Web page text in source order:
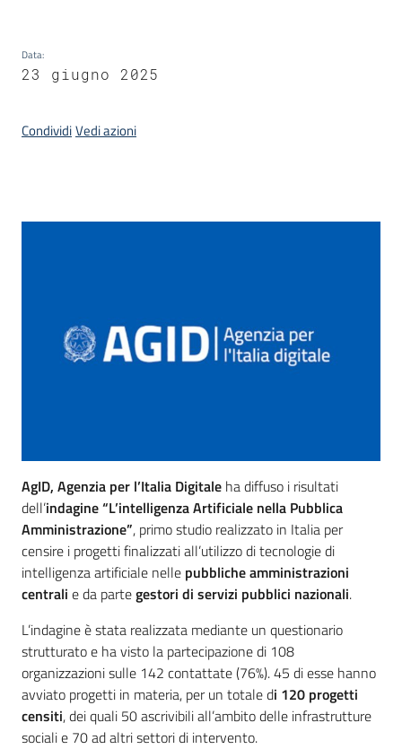
Seguici
su
Data:
23 giugno 2025
CondividiVedi azioni
AgID, Agenzia per l’Italia Digitale ha diffuso i risultati
dell’indagine “L’intelligenza Artificiale nella Pubblica
Amministrazione”, primo studio realizzato in Italia per
censire i progetti finalizzati all’utilizzo di tecnologie di
intelligenza artificiale nelle pubbliche amministrazioni
centrali e da partegestori di servizi pubblici nazionali.
L’indagine è stata realizzata mediante un questionario
strutturato e ha visto la partecipazione di 108
organizzazioni sulle 142 contattate (76%). 45 di esse hanno
avviato progetti in materia, per un totale di 120 progetti
censiti, dei quali 50 ascrivibili all’ambito delle infrastrutture
sociali e 70 ad altri settori di intervento.